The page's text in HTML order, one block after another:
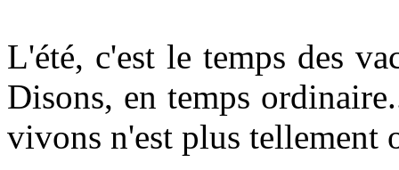
L'été, c'est le temps des
Disons, en temps
vivons n'est plus tellement